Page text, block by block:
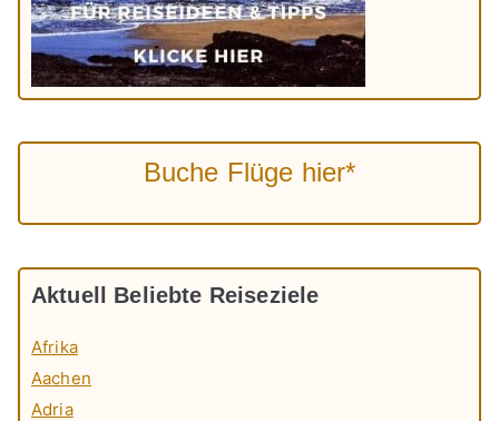
Buche Flüge hier*
Aktuell Beliebte Reiseziele
Afrika
Aachen
Adria